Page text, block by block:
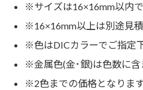
※サイズは16×16mm以内で
※16×16mm以上は別途見積
※色はDICカラーでご指定
※金属色(金･銀)は色数に含
※2色までの価格となりま